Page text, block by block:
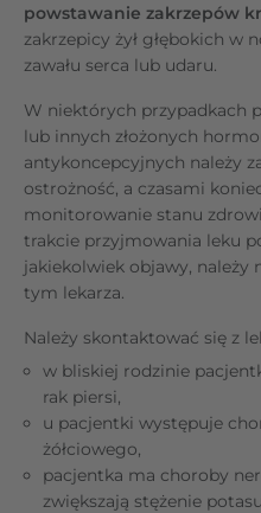
powstawanie zakrzepów
zakrzepicy żył głębokich w
zawału serca lub udaru.
W niektórych przypadkach
lub innych złożonych
antykoncepcyjnych należy
ostrożność, a czasami
monitorowanie stanu
trakcie przyjmowania leku
jakiekolwiek objawy, należy
tym lekarza.
Należy skontaktować się z
w bliskiej rodzinie
rak piersi,
u pacjentki występuje
żółciowego,
pacjentka ma choroby
zwiększają stężenie